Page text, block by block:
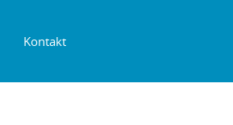
Kontakt